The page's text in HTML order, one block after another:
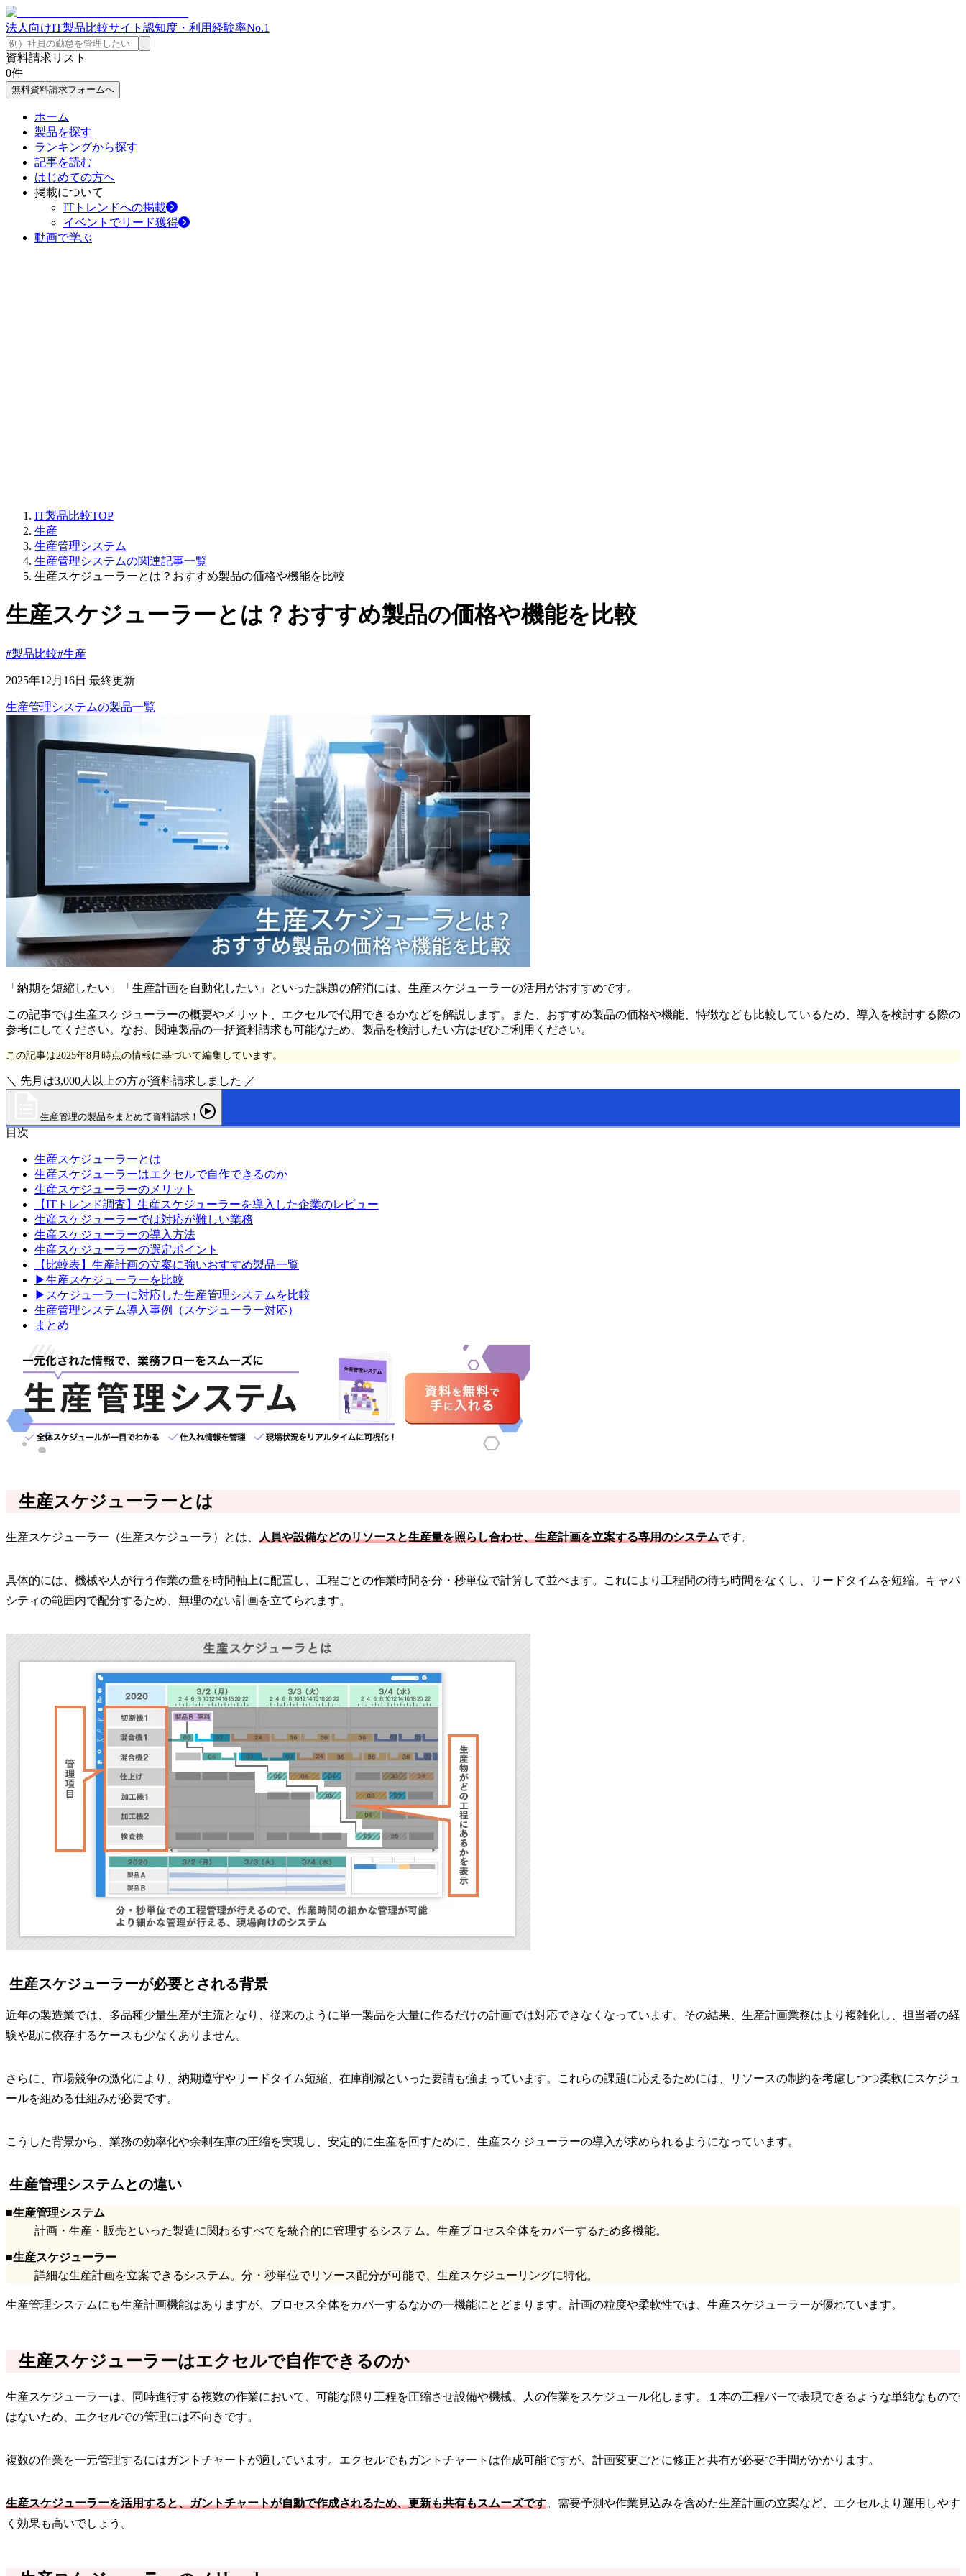
法人向けIT製品比較サイト 認知度・利用経験率No.1
資料請求リスト
0件
無料資料請求フォームへ
ホーム
製品を探す
ランキングから探す
記事を読む
はじめての方へ
掲載について
ITトレンドへの掲載
イベントでリード獲得
動画で学ぶ
IT製品比較TOP
生産
生産管理システム
生産管理システムの関連記事一覧
生産スケジューラーとは？おすすめ製品の価格や機能を比較
生産スケジューラーとは？おすすめ製品の価格や機能を比較
#製品比較#生産
2025年12月16日 最終更新
生産管理システムの製品一覧
「納期を短縮したい」「生産計画を自動化したい」といった課題の解消には、生産スケジューラーの活用がおすすめです。
この記事では生産スケジューラーの概要やメリット、エクセルで代用できるかなどを解説します。また、おすすめ製品の価格や機能、特徴なども比較しているため、導入を検討する際の
参考にしてください。なお、関連製品の一括資料請求も可能なため、製品を検討したい方はぜひご利用ください。
この記事は2025年8月時点の情報に基づいて編集しています。
＼ 先月は3,000人以上の方が資料請求しました ／
生産管理の製品をまとめて資料請求！
目次
生産スケジューラーとは
生産スケジューラーはエクセルで自作できるのか
生産スケジューラーのメリット
【ITトレンド調査】生産スケジューラーを導入した企業のレビュー
生産スケジューラーでは対応が難しい業務
生産スケジューラーの導入方法
生産スケジューラーの選定ポイント
【比較表】生産計画の立案に強いおすすめ製品一覧
▶生産スケジューラーを比較
▶スケジューラーに対応した生産管理システムを比較
生産管理システム導入事例（スケジューラー対応）
まとめ
生産スケジューラーとは
生産スケジューラー（生産スケジューラ）とは、 人員や設備などのリソースと生産量を照らし合わせ、生産計画を立案する専用のシステムです。
具体的には、機械や人が行う作業の量を時間軸上に配置し、工程ごとの作業時間を分・秒単位で計算して並べます。これにより工程間の待ち時間をなくし、リードタイムを短縮。キャパ
シティの範囲内で配分するため、無理のない計画を立てられます。
生産スケジューラーが必要とされる背景
近年の製造業では、多品種少量生産が主流となり、従来のように単一製品を大量に作るだけの計画では対応できなくなっています。その結果、生産計画業務はより複雑化し、担当者の経
験や勘に依存するケースも少なくありません。
さらに、市場競争の激化により、納期遵守やリードタイム短縮、在庫削減といった要請も強まっています。これらの課題に応えるためには、リソースの制約を考慮しつつ柔軟にスケジュ
ールを組める仕組みが必要です。
こうした背景から、業務の効率化や余剰在庫の圧縮を実現し、安定的に生産を回すために、生産スケジューラーの導入が求められるようになっています。
生産管理システムとの違い
■生産管理システム
計画・生産・販売といった製造に関わるすべてを統合的に管理するシステム。生産プロセス全体をカバーするため多機能。
■生産スケジューラー
詳細な生産計画を立案できるシステム。分・秒単位でリソース配分が可能で、生産スケジューリングに特化。
生産管理システムにも生産計画機能はありますが、プロセス全体をカバーするなかの一機能にとどまります。計画の粒度や柔軟性では、生産スケジューラーが優れています。
生産スケジューラーはエクセルで自作できるのか
生産スケジューラーは、同時進行する複数の作業において、可能な限り工程を圧縮させ設備や機械、人の作業をスケジュール化します。１本の工程バーで表現できるような単純なもので
はないため、エクセルでの管理には不向きです。
複数の作業を一元管理するにはガントチャートが適しています。エクセルでもガントチャートは作成可能ですが、計画変更ごとに修正と共有が必要で手間がかかります。
生産スケジューラーを活用すると、ガントチャートが自動で作成されるため、更新も共有もスムーズです。需要予測や作業見込みを含めた生産計画の立案など、エクセルより運用しやす
く効果も高いでしょう。